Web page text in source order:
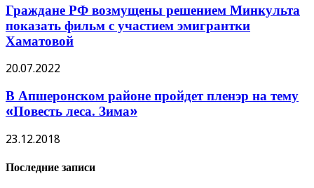
Граждане РФ возмущены решением Минкульта
показать фильм с участием эмигрантки
Хаматовой
20.07.2022
В Апшеронском районе пройдет пленэр на тему
«Повесть леса. Зима»
23.12.2018
Последние записи